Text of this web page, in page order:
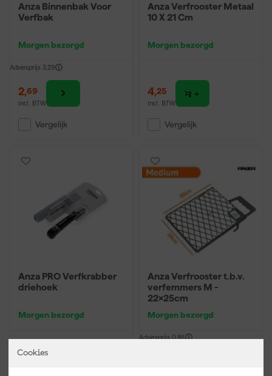
Cookies
Anza Binnenbak Voor
Verfbak
Morgen bezorgd
Adviesprijs 3,29
2,69
incl. BTW
Vergelijk
Anza Verfrooster Metaal
10 X 21 Cm
Morgen bezorgd
4,25
incl. BTW
Vergelijk
Anza PRO Verfkrabber
driehoek
Morgen bezorgd
Anza Verfrooster t.b.v.
verfemmers M -
22x25cm
Morgen bezorgd
Adviesprijs 0,85